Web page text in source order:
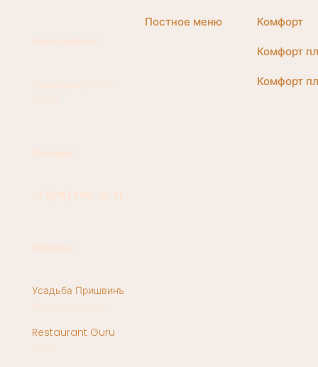
Усадьба Пришвинъ
Restaurant Guru
Постное меню
Комфорт
Комфорт
Комфорт